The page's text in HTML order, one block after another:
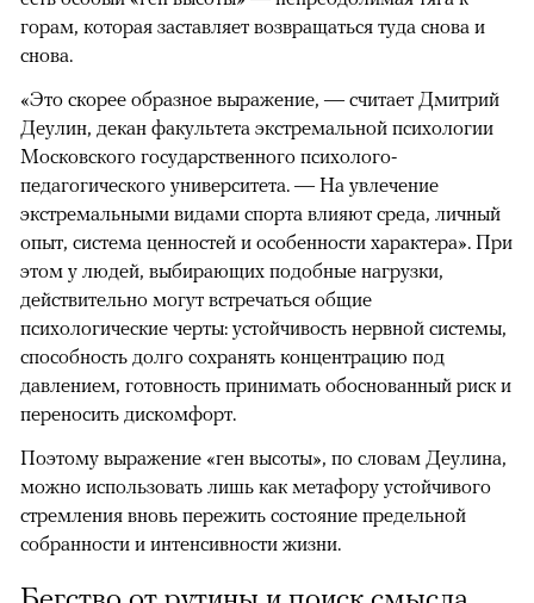
горам, которая заставляет возвращаться туда снова и
снова.
«Это скорее образное выражение, — считает Дмитрий
Деулин, декан факультета экстремальной психологии
Московского государственного психолого-
педагогического университета. — На увлечение
экстремальными видами спорта влияют среда, личный
опыт, система ценностей и особенности характера». При
этом у людей, выбирающих подобные нагрузки,
действительно могут встречаться общие
психологические черты: устойчивость нервной системы,
способность долго сохранять концентрацию под
давлением, готовность принимать обоснованный риск и
переносить дискомфорт.
Поэтому выражение «ген высоты», по словам Деулина,
можно использовать лишь как метафору устойчивого
стремления вновь пережить состояние предельной
собранности и интенсивности жизни.